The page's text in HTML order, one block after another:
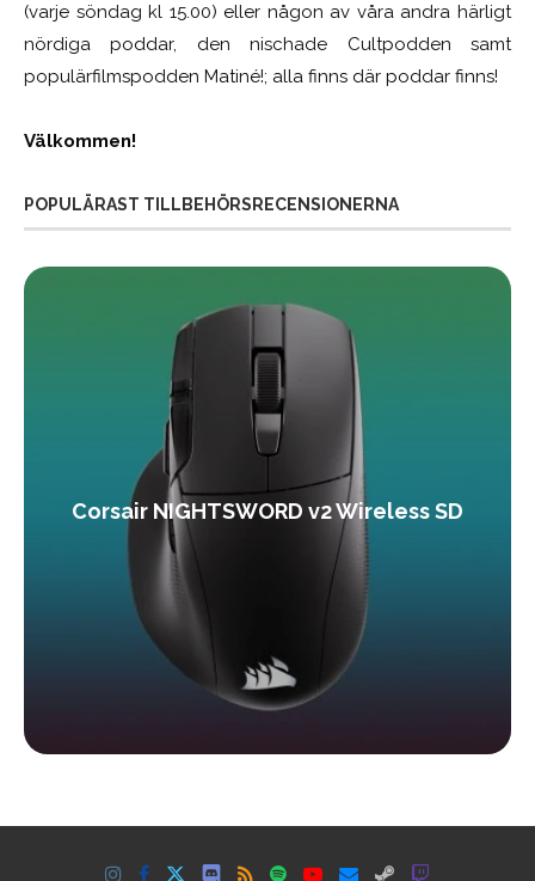
(varje söndag kl 15.00) eller någon av våra andra härligt
nördiga poddar, den nischade Cultpodden samt
populärfilmspodden Matiné!; alla finns där poddar finns!
Välkommen!
POPULÄRAST TILLBEHÖRSRECENSIONERNA
Corsair NIGHTSWORD v2 Wireless SD